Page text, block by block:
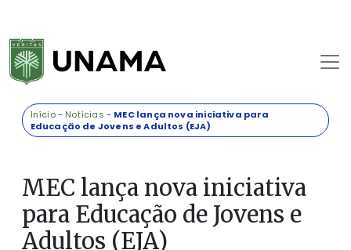
Início- Notícias - MEC lança nova iniciativa para
Educação de Jovens e Adultos (EJA)
MEC lança nova iniciativa
para Educação de Jovens e
Adultos (EJA)